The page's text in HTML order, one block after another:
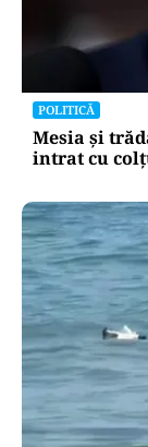
POLITICĂ
Mesia și
intrat cu